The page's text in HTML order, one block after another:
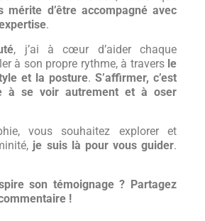
mérite d’être accompagné avec
.
, j’ai à cœur d’aider chaque
à son propre rythme, à travers le
et la posture. S’affirmer, c’est
à se voir autrement et à oser
vous souhaitez explorer et
je suis là pour vous guider.
son témoignage ? Partagez
!